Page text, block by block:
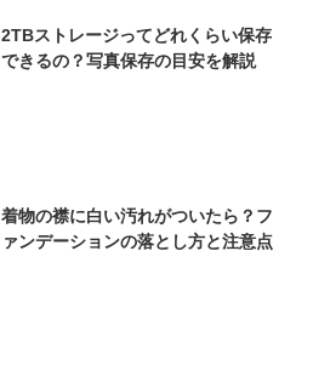
2TBストレージってどれくらい保存
できるの？写真保存の目安を解説
着物の襟に白い汚れがついたら？フ
ァンデーションの落とし方と注意点